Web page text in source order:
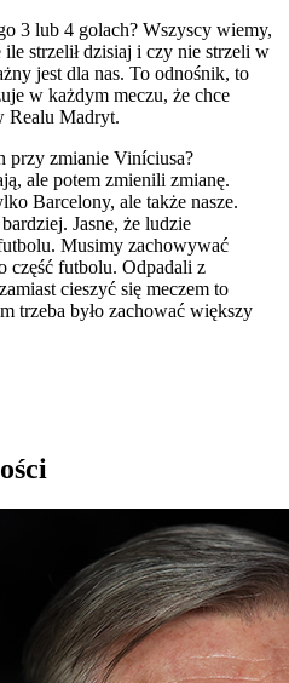
3 lub 4 golach? Wszyscy wiemy,
strzelił dzisiaj i czy nie strzeli w
jest dla nas. To odnośnik, to
w każdym meczu, że chce
Realu Madryt.
przy zmianie Viníciusa?
ale potem zmienili zmianę.
Barcelony, ale także nasze.
Jasne, że ludzie
Musimy zachowywać
część futbolu. Odpadali z
cieszyć się meczem to
trzeba było zachować większy